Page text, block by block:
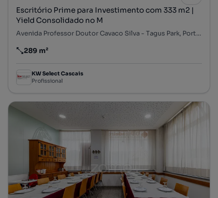
Escritório Prime para Investimento com 333 m2 |
Yield Consolidado no M
Avenida Professor Doutor Cavaco Silva - Tagus Park, Porto Salvo, Oeiras, Lisboa
Preço por metro quadrado
289 m²
KW Select Cascais
Profissional